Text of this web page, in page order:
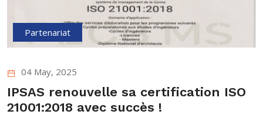
Partenariat
04 May, 2025
IPSAS renouvelle sa certification ISO
21001:2018 avec succès !